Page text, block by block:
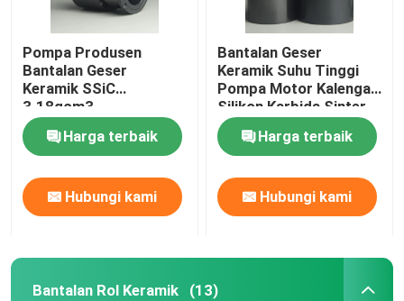
Pompa Produsen
Bantalan Geser
Keramik SSiC
3.18gcm3
Harga terbaik
Hubungi kami
Bantalan Geser
Keramik Suhu Tinggi
Pompa Motor Kalengan
Silikon Karbida Sinter
Tanpa Tekanan
Harga terbaik
Hubungi kami
Bantalan Rol Keramik (13)